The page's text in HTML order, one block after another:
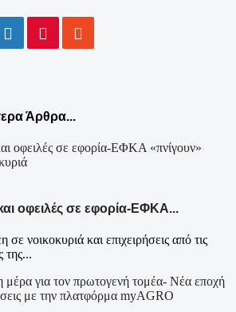
Άρθρα...
οφειλές σε εφορία-ΕΦΚΑ...
νοικοκυριά και επιχειρήσεις από τις
της...